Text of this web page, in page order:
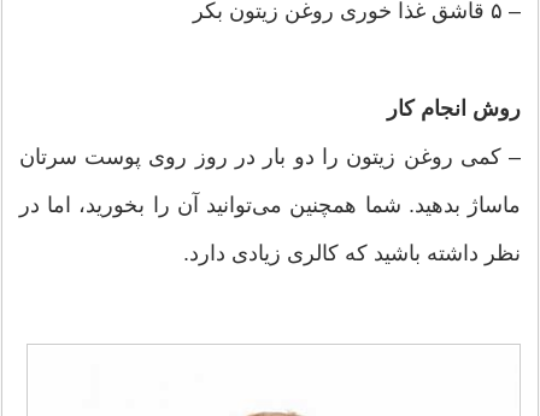
– ۵ قاشق غذا خوری روغن زیتون بکر
روش انجام کار
– کمی روغن زیتون را دو بار در روز روی پوست سرتان
ماساژ بدهید. شما همچنین می‌توانید آن را بخورید، اما در
نظر داشته باشید که کالری زیادی دارد.